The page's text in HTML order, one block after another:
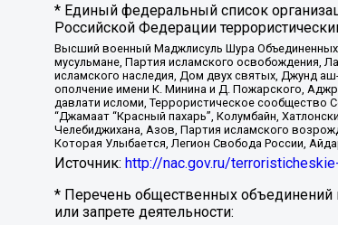
* Единый федеральный список
Российской Федерации
Высший военный Маджлисуль Шура Объединенных
мусульмане, Партия исламского освобождения,
исламского наследия, Дом двух святых, Джунд
ополчение имени К. Минина и Д. Пожарского,
давлати исломи, Террористическое сообщество
“Джамаат “Красный пахарь”, Колумбайн,
Челебиджихана, Азов, Партия исламского
Которая Улыбается, Легион Свобода России,
Источник: http://nac.gov.ru/
* Перечень общественных объединений
или запрете деятельности: